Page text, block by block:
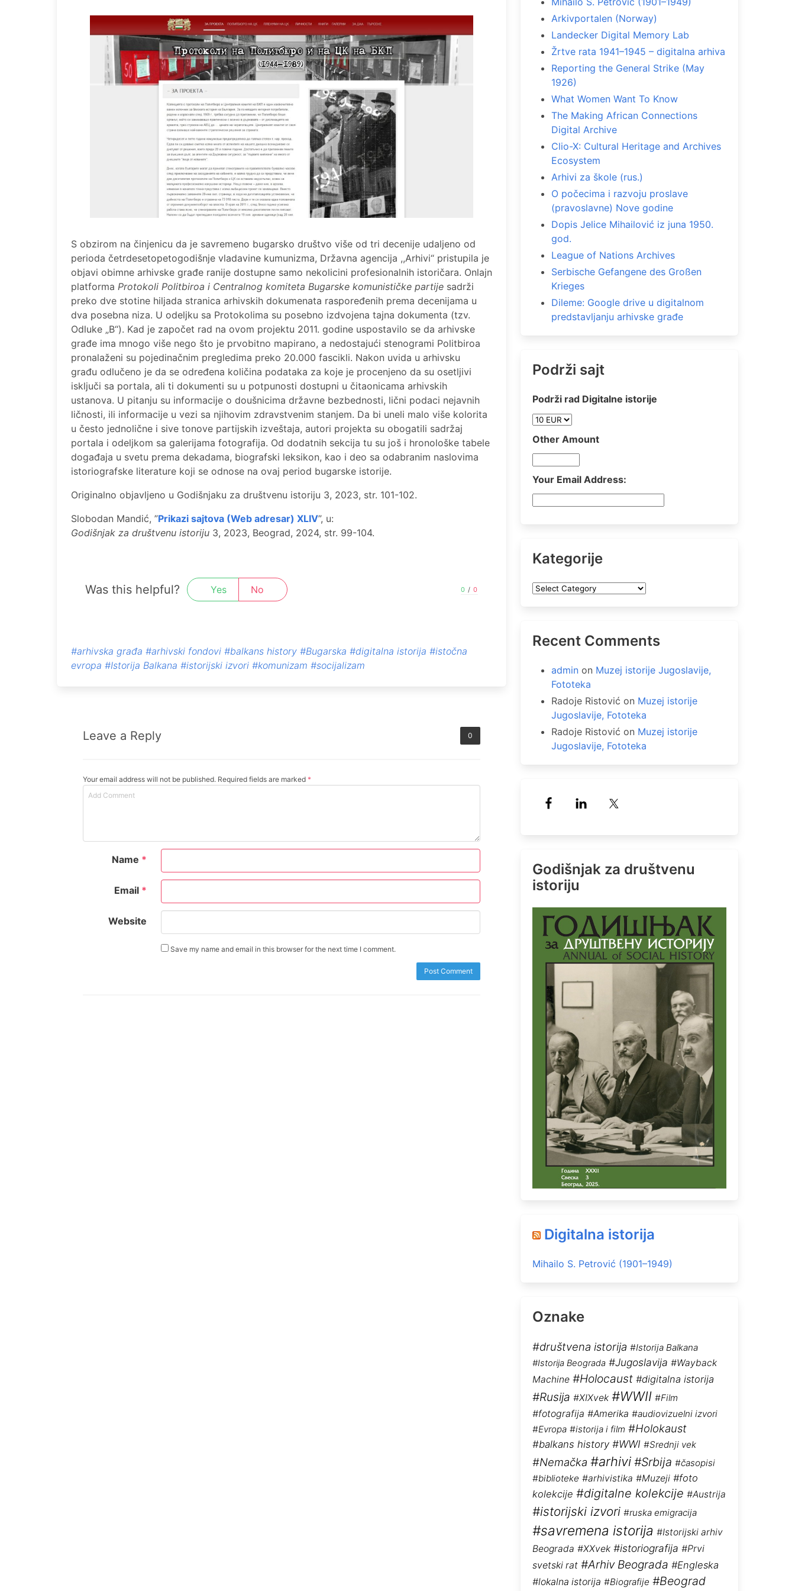
S obzirom na činjenicu da je savremeno bugarsko društvo više od tri decenije udaljeno od
perioda četrdesetopetogodišnje vladavine kumunizma, Državna agencija ,,Arhivi“ pristupila je
objavi obimne arhivske građe ranije dostupne samo nekolicini profesionalnih istoričara. Onlajn
platforma Protokoli Politbiroa i Centralnog komiteta Bugarske komunističke partije sadrži
preko dve stotine hiljada stranica arhivskih dokumenata raspoređenih prema decenijama u
dva posebna niza. U odeljku sa Protokolima su posebno izdvojena tajna dokumenta (tzv.
Odluke „B“). Kad je započet rad na ovom projektu 2011. godine uspostavilo se da arhivske
građe ima mnogo više nego što je prvobitno mapirano, a nedostajući stenogrami Politbiroa
pronalaženi su pojedinačnim pregledima preko 20.000 fascikli. Nakon uvida u arhivsku
građu odlučeno je da se određena količina podataka za koje je procenjeno da su osetljivi
isključi sa portala, ali ti dokumenti su u potpunosti dostupni u čitaonicama arhivskih
ustanova. U pitanju su informacije o doušnicima državne bezbednosti, lični podaci nejavnih
ličnosti, ili informacije u vezi sa njihovim zdravstvenim stanjem. Da bi uneli malo više kolorita
u često jednolične i sive tonove partijskih izveštaja, autori projekta su obogatili sadržaj
portala i odeljkom sa galerijama fotografija. Od dodatnih sekcija tu su još i hronološke tabele
događaja u svetu prema dekadama, biografski leksikon, kao i deo sa odabranim naslovima
istoriografske literature koji se odnose na ovaj period bugarske istorije.
Originalno objavljeno u Godišnjaku za društvenu istoriju 3, 2023, str. 101-102.
Slobodan Mandić, ”Prikazi sajtova (Web adrеsar) XLIV”, u:
Godišnjak za društvеnu istoriju 3, 2023, Bеograd, 2024, str. 99-104.
Was this helpful? Yes No 0 / 0
#arhivska građa #arhivski fondovi #balkans history #Bugarska #digitalna istorija #istočna
evropa #Istorija Balkana #istorijski izvori #komunizam #socijalizam
Leave a Reply 0
Your email address will not be published. Required fields are marked *
Name *
Email *
Website
Save my name and email in this browser for the next time I comment.
Arkivportalen (Norway)
Landecker Digital Memory Lab
Žrtve rata 1941–1945 – digitalna arhiva
Reporting the General Strike (May
1926)
What Women Want To Know
The Making African Connections
Digital Archive
Clio-X: Cultural Heritage and Archives
Ecosystem
Arhivi za škole (rus.)
O počecima i razvoju proslave
(pravoslavne) Nove godine
Dopis Jelice Mihailović iz juna 1950.
god.
League of Nations Archives
Serbische Gefangene des Großen
Krieges
Dileme: Google drive u digitalnom
predstavljanju arhivske građe
Podrži sajt
Podrži rad Digitalne istorije
Other Amount
Your Email Address:
Kategorije
Kategorije
Recent Comments
adminon Muzej istorije Jugoslavije,
Fototeka
Radoje Ristović on Muzej istorije
Jugoslavije, Fototeka
Radoje Ristović on Muzej istorije
Jugoslavije, Fototeka
Godišnjak za društvenu
istoriju
Digitalna istorija
Mihailo S. Petrović (1901–1949)
Oznake
#društvena istorija #Istorija Balkana
#Istorija Beograda #Jugoslavija #Wayback
Machine #Holocaust #digitalna istorija
#Rusija #XIXvek #WWII #Film
#fotografija #Amerika #audiovizuelni izvori
#Evropa #istorija i film #Holokaust
#balkans history #WWI #Srednji vek
#Nemačka #arhivi #Srbija #časopisi
#biblioteke #arhivistika #Muzeji #foto
kolekcije #digitalne kolekcije #Austrija
#istorijski izvori #ruska emigracija
#savremena istorija #Istorijski arhiv
Beograda #XXvek #istoriografija #Prvi
svetski rat #Arhiv Beograda #Engleska
#lokalna istorija #Biografije #Beograd